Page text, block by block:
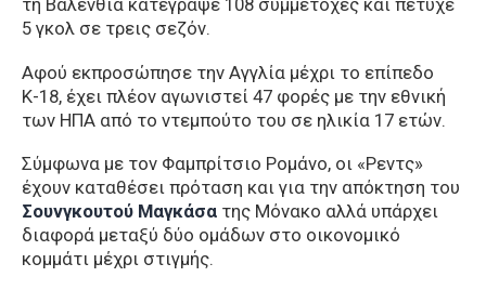
τη Βαλένθια κατέγραψε 108 συμμετοχές και πέτυχε
5 γκολ σε τρεις σεζόν.
Αφού εκπροσώπησε την Αγγλία μέχρι το επίπεδο
Κ-18, έχει πλέον αγωνιστεί 47 φορές με την εθνική
των ΗΠΑ από το ντεμπούτο του σε ηλικία 17 ετών.
Σύμφωνα με τον Φαμπρίτσιο Ρομάνο, οι «Ρεντς»
έχουν καταθέσει πρόταση και για την απόκτηση του
Σουνγκουτού Μαγκάσα της Μόνακο αλλά υπάρχει
διαφορά μεταξύ δύο ομάδων στο οικονομικό
κομμάτι μέχρι στιγμής.